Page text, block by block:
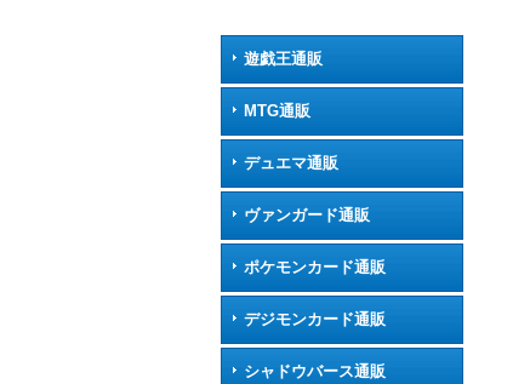
遊戯王通販
MTG通販
デュエマ通販
ヴァンガード通販
ポケモンカード通販
デジモンカード通販
シャドウバース通販